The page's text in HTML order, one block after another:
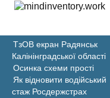
ТзОВ екран Радянськ
Калінінградської області
Осинка схеми прості
Як відновити водійський
стаж Росдержстрах